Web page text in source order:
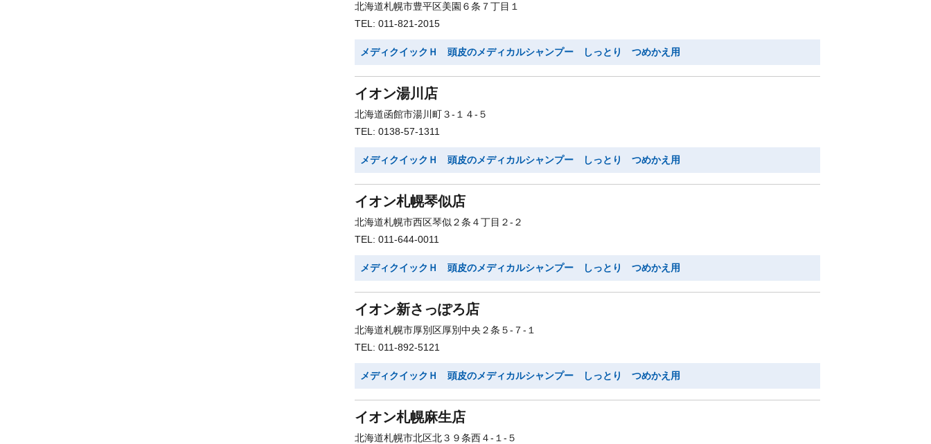
北海道札幌市豊平区美園６条７丁目１
TEL: 011-821-2015
メディクイックＨ 頭皮のメディカルシャンプー しっとり つめかえ用
イオン湯川店
北海道函館市湯川町３-１４-５
TEL: 0138-57-1311
メディクイックＨ 頭皮のメディカルシャンプー しっとり つめかえ用
イオン札幌琴似店
北海道札幌市西区琴似２条４丁目２-２
TEL: 011-644-0011
メディクイックＨ 頭皮のメディカルシャンプー しっとり つめかえ用
イオン新さっぽろ店
北海道札幌市厚別区厚別中央２条５-７-１
TEL: 011-892-5121
メディクイックＨ 頭皮のメディカルシャンプー しっとり つめかえ用
イオン札幌麻生店
北海道札幌市北区北３９条西４-１-５